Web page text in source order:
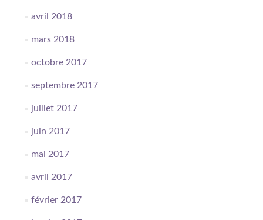
avril 2018
mars 2018
octobre 2017
septembre 2017
juillet 2017
juin 2017
mai 2017
avril 2017
février 2017